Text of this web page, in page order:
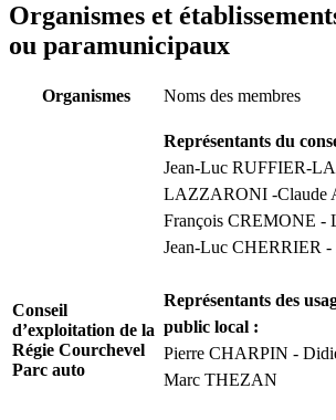
Organismes et
ou paramunicipaux
Organismes Noms des membres
Conseil
d’exploitation de la
Régie Courchevel
Parc auto
Représentants du
Jean-Luc RUFFIER-
LAZZARONI -Claude
François CREMONE -
Jean-Luc CHERRIER
Représentants des
public local :
Pierre CHARPIN -
Marc THEZAN